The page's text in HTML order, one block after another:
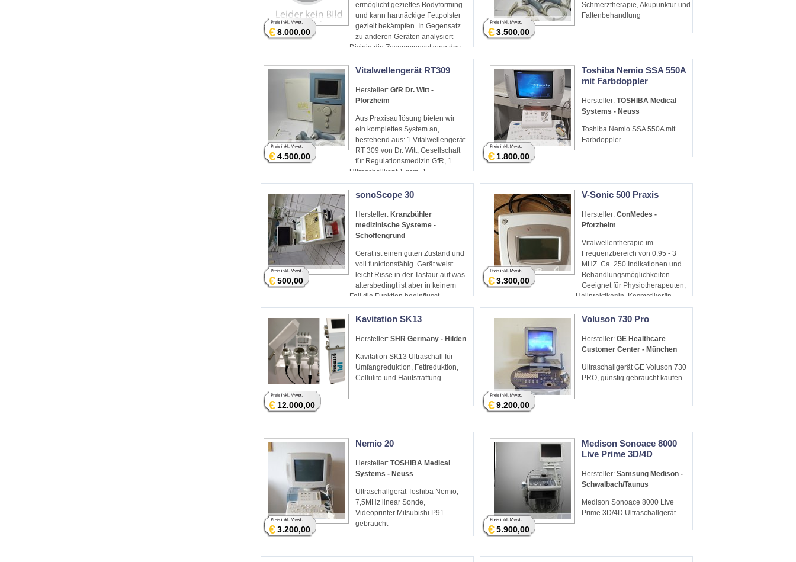
ermöglicht gezieltes Bodyforming
und kann hartnäckige Fettpolster
gezielt bekämpfen. In Gegensatz
zu anderen Geräten analysiert
Divinia die Zusammensetzung des
Körpers
€8.000,00
Schmerztherapie, Akupunktur und
Faltenbehandlung
€3.500,00
Vitalwellengerät RT309
Hersteller: GfR Dr. Witt -
Pforzheim
Aus Praxisauflösung bieten wir
ein komplettes System an,
bestehend aus: 1 Vitalwellengerät
RT 309 von Dr. Witt, Gesellschaft
für Regulationsmedizin GfR, 1
Ultraschallkopf 1 qcm, 1
Ultraschllkopf 4 qcm
€4.500,00
Toshiba Nemio SSA 550A
mit Farbdoppler
Hersteller: TOSHIBA Medical
Systems - Neuss
Toshiba Nemio SSA 550A mit
Farbdoppler
€1.800,00
sonoScope 30
Hersteller: Kranzbühler
medizinische Systeme -
Schöffengrund
Gerät ist einen guten Zustand und
voll funktionsfähig. Gerät weist
leicht Risse in der Tastaur auf was
altersbedingt ist aber in keinem
Fall die Funktion beeinflusst
€500,00
V-Sonic 500 Praxis
Hersteller: ConMedes -
Pforzheim
Vitalwellentherapie im
Frequenzbereich von 0,95 - 3
MHZ. Ca. 250 Indikationen und
Behandlungsmöglichkeiten.
Geeignet für Physiotherapeuten,
Heilpraktiker/in, Kosmetiker/in
€3.300,00
Kavitation SK13
Hersteller: SHR Germany - Hilden
Kavitation SK13 Ultraschall für
Umfangreduktion, Fettreduktion,
Cellulite und Hautstraffung
€12.000,00
Voluson 730 Pro
Hersteller: GE Healthcare
Customer Center - München
Ultraschallgerät GE Voluson 730
PRO, günstig gebraucht kaufen.
€9.200,00
Nemio 20
Hersteller: TOSHIBA Medical
Systems - Neuss
Ultraschallgerät Toshiba Nemio,
7,5MHz linear Sonde,
Videoprinter Mitsubishi P91 -
gebraucht
€3.200,00
Medison Sonoace 8000
Live Prime 3D/4D
Hersteller: Samsung Medison -
Schwalbach/Taunus
Medison Sonoace 8000 Live
Prime 3D/4D Ultraschallgerät
€5.900,00